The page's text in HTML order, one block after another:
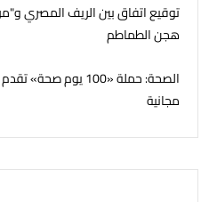
توقيع اتفاق بين الريف المصري
هجن الطماطم
مجانية